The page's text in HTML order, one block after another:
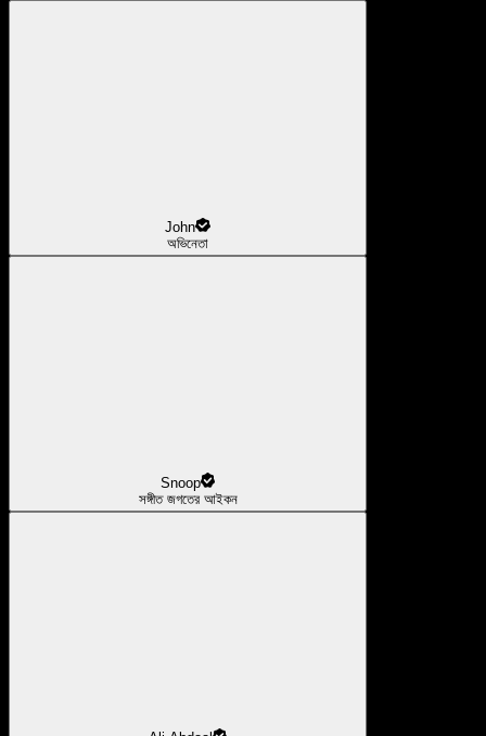
John
অভিনেতা
Snoop
সঙ্গীত জগতের আইকন